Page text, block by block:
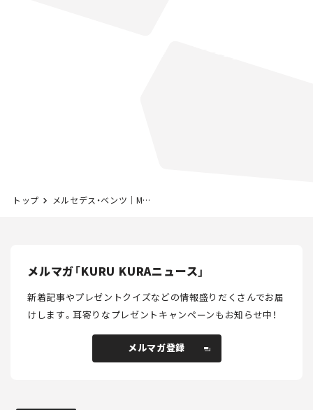
トップ メルセデス・ベンツ｜Mercedes-Benz
メルマガ「KURU KURAニュース」
新着記事やプレゼントクイズなどの情報盛りだくさんでお届
けします。耳寄りなプレゼントキャンペーンもお知らせ中！
メルマガ登録